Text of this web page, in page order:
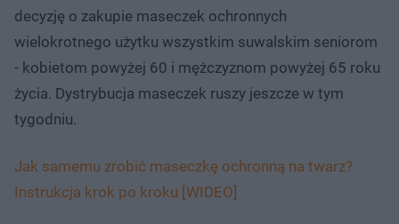
decyzję o zakupie maseczek ochronnych
wielokrotnego użytku wszystkim suwalskim seniorom
- kobietom powyżej 60 i mężczyznom powyżej 65 roku
życia. Dystrybucja maseczek ruszy jeszcze w tym
tygodniu.
Jak samemu zrobić maseczkę ochronną na twarz?
Instrukcja krok po kroku [WIDEO]